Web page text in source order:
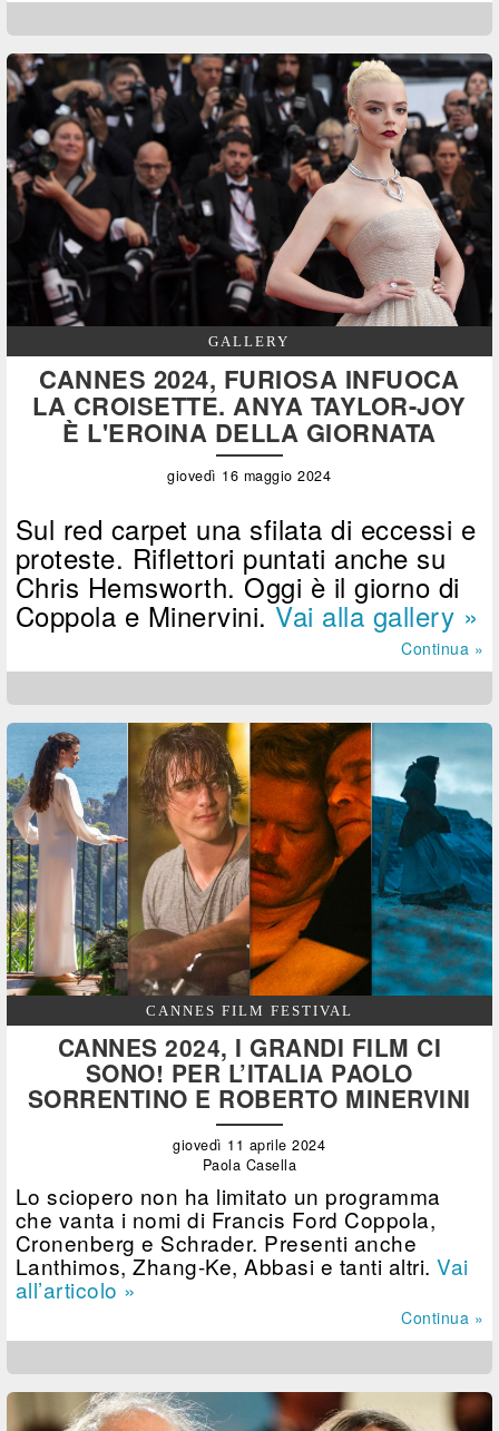
GALLERY
CANNES 2024, FURIOSA INFUOCA
LA CROISETTE. ANYA TAYLOR-JOY
È L'EROINA DELLA GIORNATA
giovedì 16 maggio 2024
Sul red carpet una sfilata di eccessi e
proteste. Riflettori puntati anche su
Chris Hemsworth. Oggi è il giorno di
Coppola e Minervini.Vai alla gallery »
Continua »
CANNES FILM FESTIVAL
CANNES 2024, I GRANDI FILM CI
SONO! PER L’ITALIA PAOLO
SORRENTINO E ROBERTO MINERVINI
giovedì 11 aprile 2024
Paola Casella
Lo sciopero non ha limitato un programma
che vanta i nomi di Francis Ford Coppola,
Cronenberg e Schrader. Presenti anche
Lanthimos, Zhang-Ke, Abbasi e tanti altri.Vai
all’articolo »
Continua »